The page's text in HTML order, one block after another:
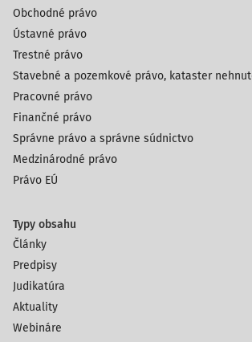
Obchodné právo
Ústavné právo
Trestné právo
Stavebné a pozemkové právo, kataster
Pracovné právo
Finančné právo
Správne právo a správne súdnictvo
Medzinárodné právo
Právo EÚ
Typy obsahu
Články
Predpisy
Judikatúra
Aktuality
Webináre